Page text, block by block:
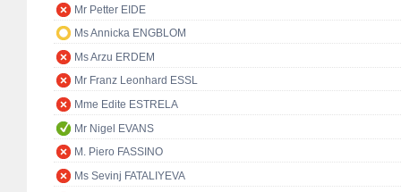
Mr Petter EIDE
Ms Annicka ENGBLOM
Ms Arzu ERDEM
Mr Franz Leonhard ESSL
Mme Edite ESTRELA
Mr Nigel EVANS
M. Piero FASSINO
Ms Sevinj FATALIYEVA